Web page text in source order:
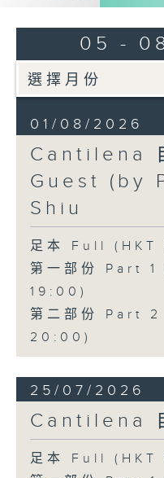
05 -
01/08/2026
Cantilena
Guest (by
Shiu
足本 Full
第一部份 Part
19:00)
第二部份 Part
20:00)
25/07/2026
Cantilena
足本 Full